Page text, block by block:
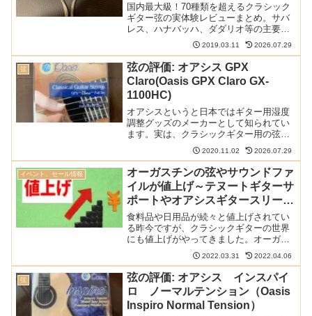
国内最大級！70種類を超えるクラシック
ギター弦の実体験レビューまとめ。サバ
レス、ハナバッハ、ダダリオ等の主要メ
ーカーから希少なスペイン弦まで網羅。
比較早見表やショートカットリンクで、
気になる弦の評価へすぐ辿り着けます。
弦選びに迷う全てのギタリスト必見の保
存版ガイド。
2019.03.11 2026.07.29
弦
弦の評価: オアシス GPX
Claro(Oasis GPX Claro GX-
1100HC)
オアシスというと日本ではギター用湿度
調整グッズのメーカーとして知られてい
ます。実は、クラシックギター用の弦も
販売しているんです。今回はそんなオア
シスのラインナップのなかから、GPX
Claroというセットをレビューします。1
弦が特殊なナイロ...
2020.11.02 2026.07.29
イベント、セール情報
オーガスチンの弦やサウンドファ
イルが値上げ～テヌートギターサ
ポートやオアシスギタースリーブ
も
食料品や日用品が続々と値上げされてい
る昨今ですが、クラシックギターの世界
にも値上げがやってきました。オーガス
チン弦や爪ヤスリのサウンドファイル、
テヌートギターサポートやオアシスギタ
ースリーブが2022年4月1日から値上げさ
れるそうです。オー...
2022.03.31 2022.04.06
弦
弦の評価: オアシス インスパイ
ロ ノーマルテンション（Oasis
Inspiro Normal Tension）